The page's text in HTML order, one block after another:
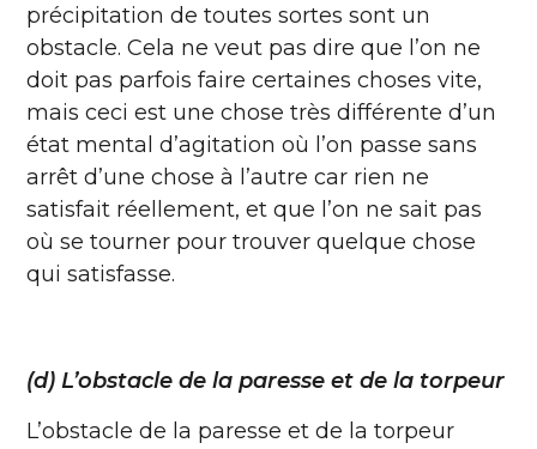
précipitation de toutes sortes sont un
obstacle. Cela ne veut pas dire que l’on ne
doit pas parfois faire certaines choses vite,
mais ceci est une chose très différente d’un
état mental d’agitation où l’on passe sans
arrêt d’une chose à l’autre car rien ne
satisfait réellement, et que l’on ne sait pas
où se tourner pour trouver quelque chose
qui satisfasse.
(d) L’obstacle de la paresse et de la torpeur
L’obstacle de la paresse et de la torpeur